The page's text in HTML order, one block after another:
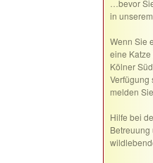
…bevor
in
Wenn Sie
eine
Kölner
Verfügung
melden
Hilfe bei
Betreuung